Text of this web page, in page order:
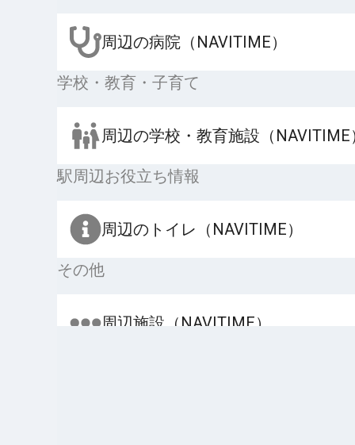
周辺の病院（NAVITIME）
学校・教育・子育て
周辺の学校・教育施設（NAVITIME
駅周辺お役立ち情報
周辺のトイレ（NAVITIME）
その他
周辺施設（NAVITIME）